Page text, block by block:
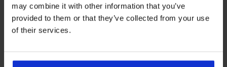
may combine it with other information that you’ve
provided to them or that they’ve collected from your use
of their services.
PREMIUM
Grudnjak Bluebella Geneva
nepodstavljeni
PREMIUM